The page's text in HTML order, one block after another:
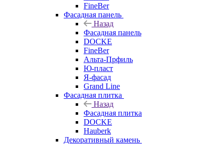
FineBer
Фасадная панель
Назад
Фасадная панель
DOCKE
FineBer
Альта-Прфиль
Ю-пласт
Я-фасад
Grand Line
Фасадная плитка
Назад
Фасадная плитка
DOCKE
Hauberk
Декоративный камень